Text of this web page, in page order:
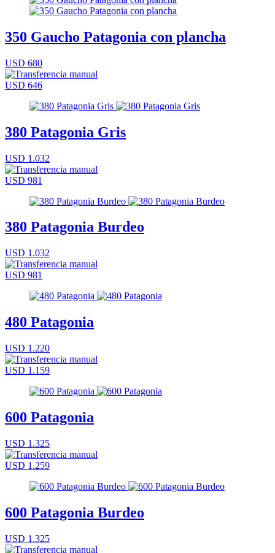
350 Gaucho Patagonia con plancha
USD 680
USD 646
380 Patagonia Gris
USD 1.032
USD 981
380 Patagonia Burdeo
USD 1.032
USD 981
480 Patagonia
USD 1.220
USD 1.159
600 Patagonia
USD 1.325
USD 1.259
600 Patagonia Burdeo
USD 1.325